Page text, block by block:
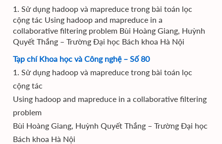
1. Sử dụng hadoop và mapreduce trong bài toán lọc
cộng tác Using hadoop and mapreduce in a
collaborative filtering problem Bùi Hoàng Giang, Huỳnh
Quyết Thắng – Trường Đại học Bách khoa Hà Nội
Tạp chí Khoa học và Công nghệ – Số 80
1. Sử dụng hadoop và mapreduce trong bài toán lọc
cộng tác
Using hadoop and mapreduce in a collaborative filtering
problem
Bùi Hoàng Giang, Huỳnh Quyết Thắng – Trường Đại học
Bách khoa Hà Nội